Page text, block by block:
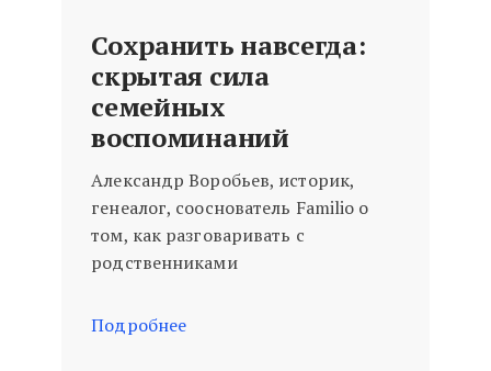
Сохранить навсегда:
скрытая сила
семейных
воспоминаний
Александр Воробьев, историк,
генеалог, сооснователь Familio о
том, как разговаривать с
родственниками
Подробнее